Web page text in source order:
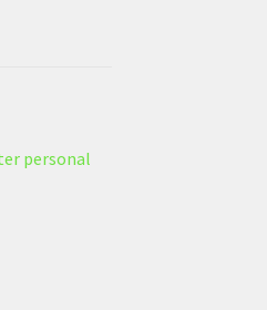
personal